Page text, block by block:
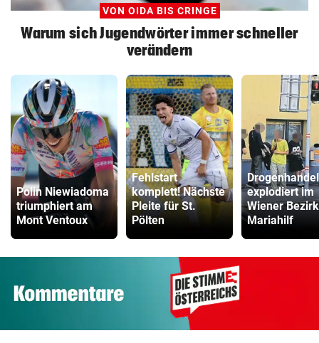
VON OIDA BIS CRINGE
Warum sich Jugendwörter immer schneller
verändern
Polin Niewiadoma
triumphiert am
Mont Ventoux
Fehlstart
komplett! Nächste
Pleite für St.
Pölten
Drogenhandel
explodiert im
Wiener Bezirk
Mariahilf